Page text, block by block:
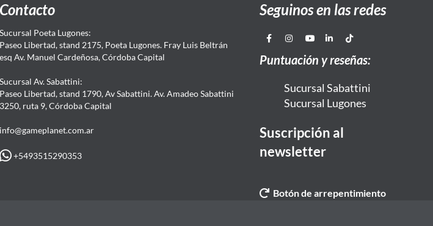
Contacto
Sucursal Poeta Lugones:
Paseo Libertad, stand 2175, Poeta Lugones. Fray Luis Beltrán
esq Av. Manuel Cardeñosa, Córdoba Capital
Sucursal Av. Sabattini:
Paseo Libertad, stand 1790, Av Sabattini. Av. Amadeo Sabattini
3250, ruta 9, Córdoba Capital
info@gameplanet.com.ar
+5493515290353
Seguinos en las redes
Puntuación y reseñas:
Sucursal Sabattini
Sucursal Lugones
Suscripción al
newsletter
Botón de arrepentimiento